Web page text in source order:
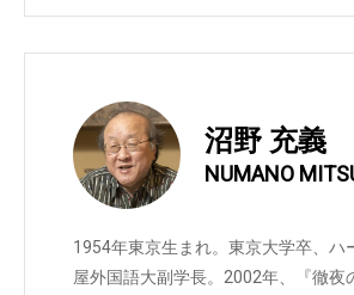
沼野 充義
NUMANO
1954年東京生まれ。東京大学卒、
屋外国語大副学長。2002年、『徹